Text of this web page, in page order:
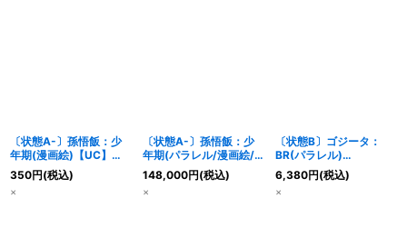
〔状態A-〕孫悟飯：少
年期(漫画絵)【UC】
{SB02-007}
350円(税込)
×
〔状態A-〕孫悟飯：少
年期(パラレル/漫画絵/
金文字)【UC☆】
{SB02-007}
148,000円(税込)
×
〔状態B〕ゴジータ：
BR(パラレル)
【SCR☆】{FB09-121}
6,380円(税込)
×